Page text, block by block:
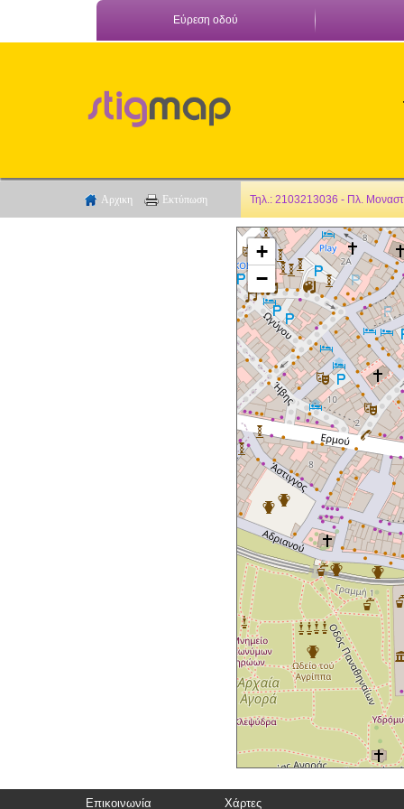
Εύρεση οδού
Αρχικη Εκτύπωση Τηλ.: 2103213036 - Πλ.
+
−
Επικοινωνία Χάρτες